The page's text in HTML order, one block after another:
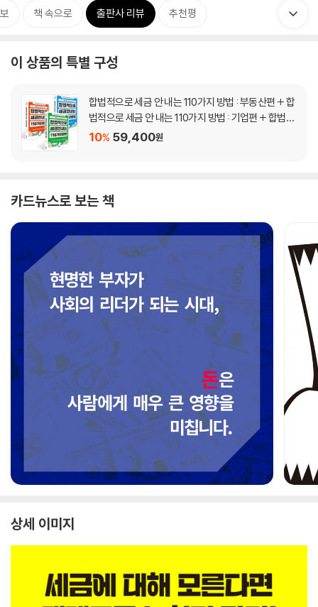
책 속으로 출판사 리뷰 추천평
이 상품의 특별 구성
합법적으로 세금 안 내는 110가지 방법 : 부동산편 + 합
법적으로 세금 안 내는 110가지 방법 : 기업편 + 합법적
으로 세금 안 내는 110가지 방법 : 개인편 세트
10% 59,400원
카드뉴스로 보는 책
상세 이미지